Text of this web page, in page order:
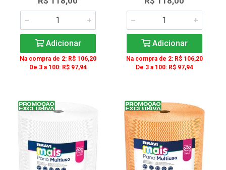
Adicionar
Na compra de 2: R$ 106,20
De 3 a 100: R$ 97,94
Adicionar
Na compra de 2: R$ 106,20
De 3 a 100: R$ 97,94